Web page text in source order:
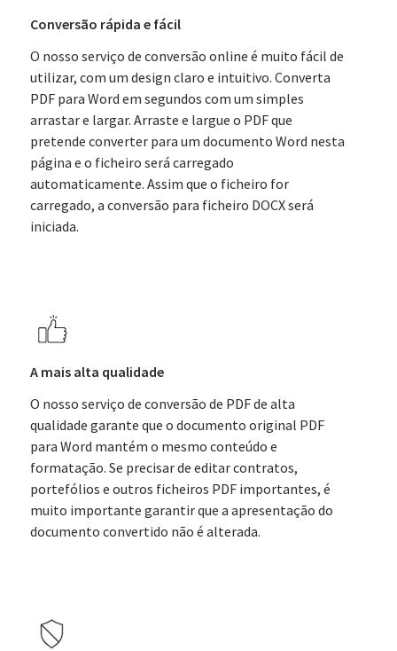
Conversão rápida e fácil
O nosso serviço de conversão online é muito fácil de
utilizar, com um design claro e intuitivo. Converta
PDF para Word em segundos com um simples
arrastar e largar. Arraste e largue o PDF que
pretende converter para um documento Word nesta
página e o ficheiro será carregado
automaticamente. Assim que o ficheiro for
carregado, a conversão para ficheiro DOCX será
iniciada.
A mais alta qualidade
O nosso serviço de conversão de PDF de alta
qualidade garante que o documento original PDF
para Word mantém o mesmo conteúdo e
formatação. Se precisar de editar contratos,
portefólios e outros ficheiros PDF importantes, é
muito importante garantir que a apresentação do
documento convertido não é alterada.